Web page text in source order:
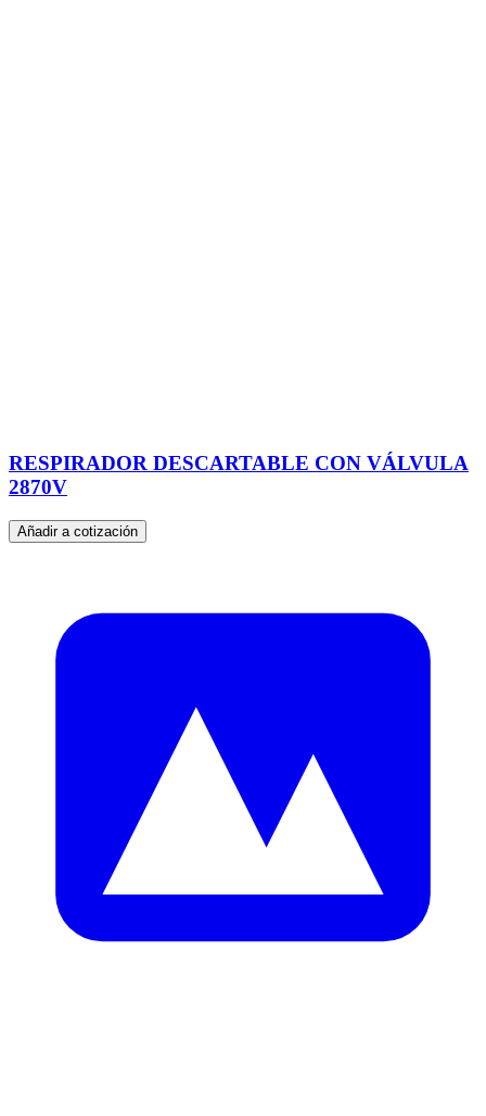
RESPIRADOR DESCARTABLE CON VÁLVULA
2870V
Añadir a cotización